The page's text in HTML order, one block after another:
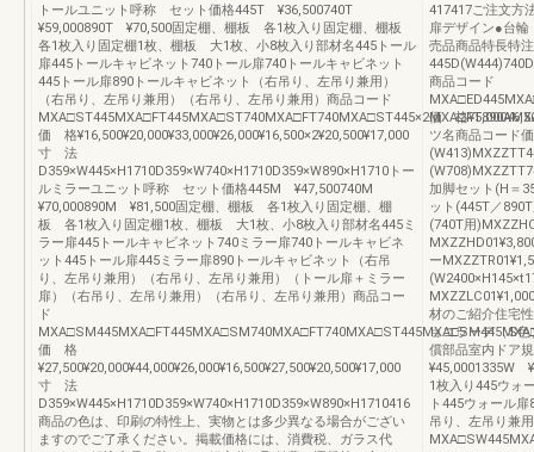
トールユニット呼称 セット価格445T ¥36,500740T
¥59,000890T ¥70,500固定棚、棚板 各1枚入り固定棚、棚板
各1枚入り固定棚1枚、棚板 大1枚、小8枚入り部材名445トール
扉445トールキャビネット740トール扉740トールキャビネット
445トール扉890トールキャビネット（右吊り、左吊り兼用）
（右吊り、左吊り兼用）（右吊り、左吊り兼用）商品コード
価 格¥16,500¥20,000¥33,000¥26,000¥16,500×2¥20,500¥17,000
寸 法
D359×W445×H1710D359×W740×H1710D359×W890×H1710トー
ルミラーユニット呼称 セット価格445M ¥47,500740M
¥70,000890M ¥81,500固定棚、棚板 各1枚入り固定棚、棚
板 各1枚入り固定棚1枚、棚板 大1枚、小8枚入り部材名445ミ
ラー扉445トールキャビネット740ミラー扉740トールキャビネ
ット445トール扉445ミラー扉890トールキャビネット（右吊
り、左吊り兼用）（右吊り、左吊り兼用）（トール扉＋ミラー
扉）（右吊り、左吊り兼用）（右吊り、左吊り兼用）商品コー
ド
価 格
¥27,500¥20,000¥44,000¥26,000¥16,500¥27,500¥20,500¥17,000
寸 法
D359×W445×H1710D359×W740×H1710D359×W890×H1710416
商品の色は、印刷の特性上、実物とは多少異なる場合がござい
ますのでご了承ください。掲載価格には、消費税、ガラス代
417417ご注文方
扉デザイン●台
売品商品特長特
商品コード
価 格
ツ名商品コード
加脚セット(H＝
ット(445T／
(740T用
ー
材のご紹介住宅
ョコラーデ（S
償部品室内ドア
¥45,0001335W
1枚入り445ウォ
ト445ウォール
吊り、左吊り兼